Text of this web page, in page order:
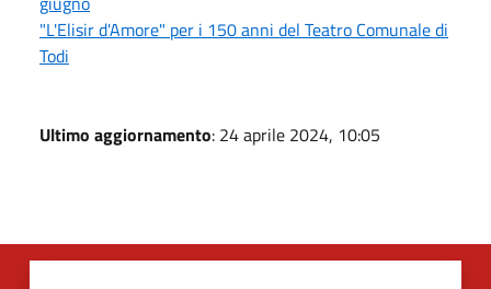
"L'Elisir d'Amore" per i 150 anni del Teatro Comunale di
Todi
Ultimo aggiornamento: 24 aprile 2024, 10:05